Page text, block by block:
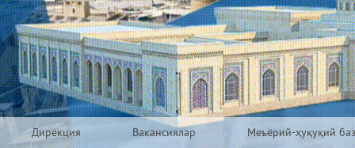
Дирекция Вакансиялар Меъёрий-ҳуқуқий